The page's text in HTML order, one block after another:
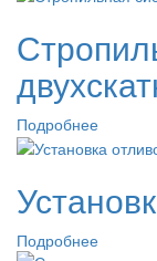
Подробнее
Подробнее